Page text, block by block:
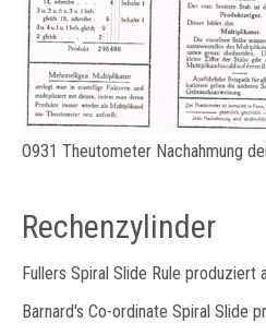
O931 Theutometer Nachahmung
Rechenzylinder
Fullers Spiral Slide Rule produziert
Barnard's Co-ordinate Spiral Slide